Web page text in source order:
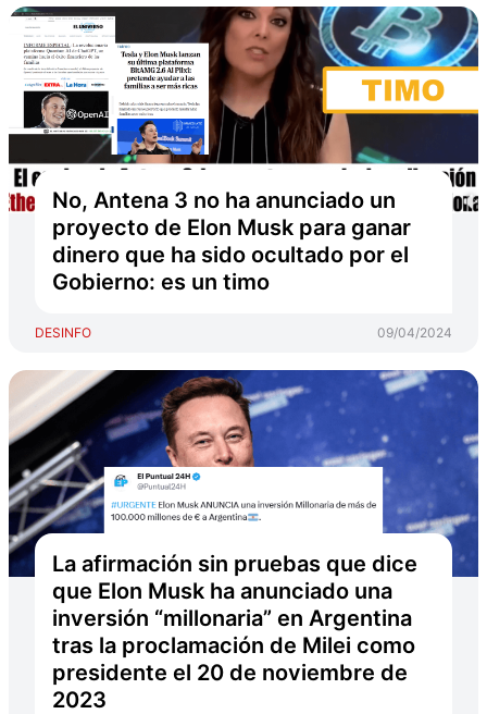
No, Antena 3 no ha anunciado un
proyecto de Elon Musk para ganar
dinero que ha sido ocultado por el
Gobierno: es un timo
DESINFO 09/04/2024
La afirmación sin pruebas que dice
que Elon Musk ha anunciado una
inversión “millonaria” en Argentina
tras la proclamación de Milei como
presidente el 20 de noviembre de
2023